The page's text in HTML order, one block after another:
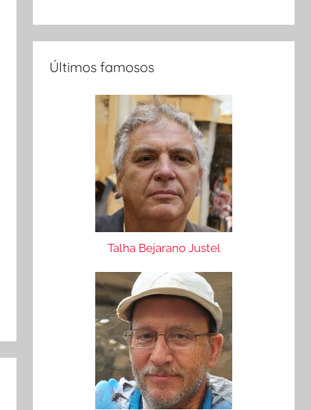
Últimos famosos
Talha Bejarano Justel